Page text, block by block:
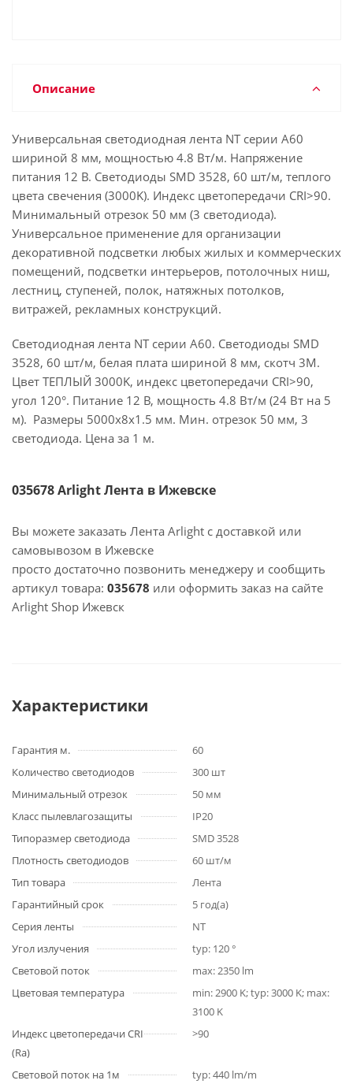
Описание
Универсальная светодиодная лента NT серии A60
шириной 8 мм, мощностью 4.8 Вт/м. Напряжение
питания 12 В. Светодиоды SMD 3528, 60 шт/м, теплого
цвета свечения (3000K). Индекс цветопередачи CRI>90.
Минимальный отрезок 50 мм (3 светодиода).
Универсальное применение для организации
декоративной подсветки любых жилых и коммерческих
помещений, подсветки интерьеров, потолочных ниш,
лестниц, ступеней, полок, натяжных потолков,
витражей, рекламных конструкций.
Светодиодная лента NT серии A60. Светодиоды SMD
3528, 60 шт/м, белая плата шириной 8 мм, скотч 3M.
Цвет ТЕПЛЫЙ 3000K, индекс цветопередачи CRI>90,
угол 120°. Питание 12 В, мощность 4.8 Вт/м (24 Вт на 5
м). Размеры 5000x8x1.5 мм. Мин. отрезок 50 мм, 3
светодиода. Цена за 1 м.
035678 Arlight Лента в Ижевске
Вы можете заказать Лента Arlight с доставкой или
самовывозом в Ижевске
просто достаточно позвонить менеджеру и сообщить
артикул товара: 035678 или оформить заказ на сайте
Arlight Shop Ижевск
Характеристики
Гарантия м.
60
Количество светодиодов
300 шт
Минимальный отрезок
50 мм
Класс пылевлагозащиты
IP20
Типоразмер светодиода
SMD 3528
Плотность светодиодов
60 шт/м
Тип товара
Лента
Гарантийный срок
5 год(а)
Серия ленты
NT
Угол излучения
typ: 120 °
Световой поток
max: 2350 lm
Цветовая температура
min: 2900 K; typ: 3000 K; max:
3100 K
Индекс цветопередачи CRI
(Ra)
>90
Световой поток на 1м
typ: 440 lm/m